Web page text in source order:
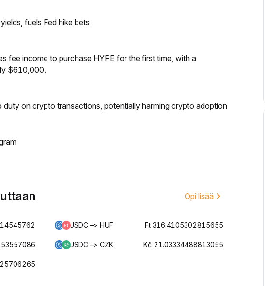
fuels Fed hike bets
fee income to purchase HYPE for the first time, with a
$610,000.
duty on crypto transactions, potentially harming crypto adoption
Opi lisää
USDC –> HUF Ft 316.4105302815655
USDC –> CZK Kč 21.03334488813055